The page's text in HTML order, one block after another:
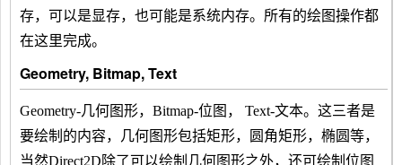
存，可以是显存，也可能是系统内存。所有的绘图操作都
在这里完成。
Geometry, Bitmap, Text
Geometry-几何图形，Bitmap-位图， Text-文本。这三者是
要绘制的内容，几何图形包括矩形，圆角矩形，椭圆等，
当然Direct2D除了可以绘制几何图形之外，还可绘制位图